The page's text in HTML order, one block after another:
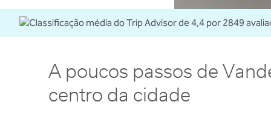
A poucos passos de
centro da cidade